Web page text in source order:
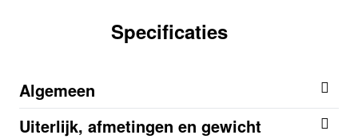
Specificaties
Algemeen
Uiterlijk, afmetingen en gewicht